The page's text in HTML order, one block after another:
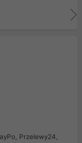
Przelewy24,